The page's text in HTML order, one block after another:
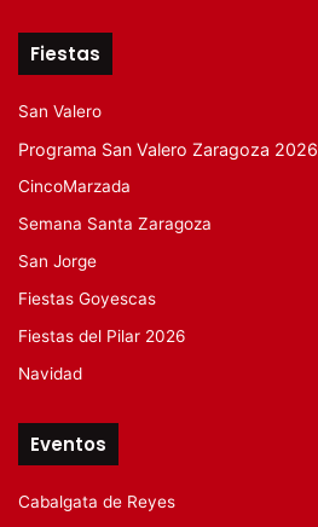
Fiestas
San Valero
Programa San Valero Zaragoza 2026
CincoMarzada
Semana Santa Zaragoza
San Jorge
Fiestas Goyescas
Fiestas del Pilar 2026
Navidad
Eventos
Cabalgata de Reyes